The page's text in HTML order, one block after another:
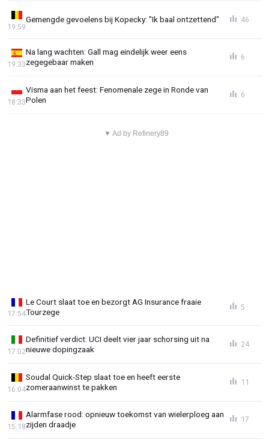
Gemengde gevoelens bij Kopecky: "Ik baal ontzettend"
19:59
46
Na lang wachten: Gall mag eindelijk weer eens
zegegebaar maken
19:33
6
Visma aan het feest: Fenomenale zege in Ronde van
Polen
18:33
6
▼ Ad by Refinery89
Le Court slaat toe en bezorgt AG Insurance fraaie
Tourzege
17:54
5
Definitief verdict: UCI deelt vier jaar schorsing uit na
nieuwe dopingzaak
17:02
24
Soudal Quick-Step slaat toe en heeft eerste
zomeraanwinst te pakken
16:04
11
Alarmfase rood: opnieuw toekomst van wielerploeg aan
zijden draadje
15:18
17